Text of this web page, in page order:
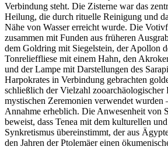
Verbindung steht. Die Zisterne war das
Heilung, die durch rituelle Reinigung und
Nähe von Wasser erreicht wurde. Die
zusammen mit Funden aus früheren
dem Goldring mit Siegelstein, der Apollon
Tonrelieffliese mit einem Hahn, den
und der Lampe mit Darstellungen des
Harpokrates in Verbindung gebrachten
schließlich der Vielzahl zooarchäologischer
mystischen Zeremonien verwendet wurden
Annahme erheblich. Die Anwesenheit von
beweist, dass Tenea mit dem kulturellen
Synkretismus übereinstimmt, der aus
den Jahren der Ptolemäer einen